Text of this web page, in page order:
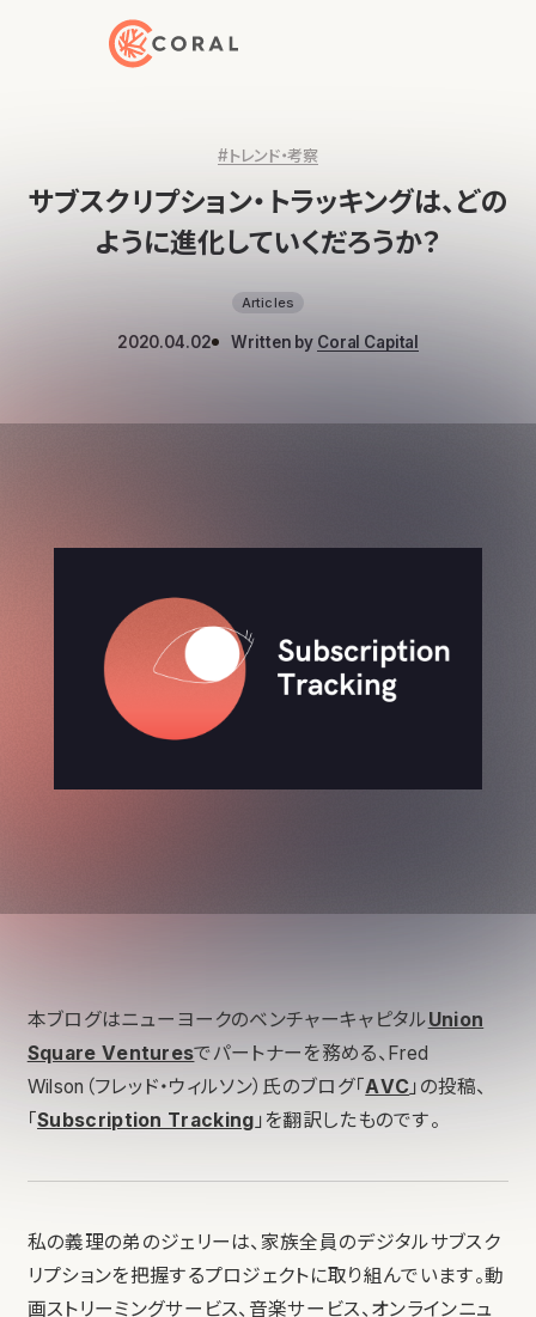
トップページへ戻る
#トレンド・考察
サブスクリプション・トラッキングは、どの
ように進化していくだろうか？
Articles
2020.04.02 Written by Coral Capital
本ブログはニューヨークのベンチャーキャピタルUnion
Square Venturesでパートナーを務める、Fred
Wilson（フレッド・ウィルソン）氏のブログ「AVC 」の投稿、
「Subscription Tracking 」を翻訳したものです。
私の義理の弟のジェリーは、家族全員のデジタルサブスク
リプションを把握するプロジェクトに取り組んでいます。動
画ストリーミングサービス、音楽サービス、オンラインニュ